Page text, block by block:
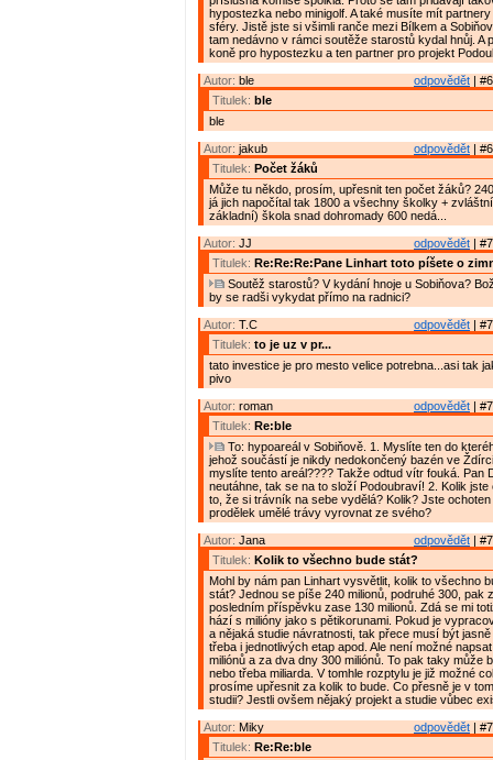
hypostezka nebo minigolf. A také musíte mít
sféry. Jistě jste si všimli ranče mezi Bílkem a
tam nedávno v rámci soutěže starostů kydal hnůj. A
koně pro hypostezku a ten partner pro projekt
odpovědět |
Autor: ble
Titulek: ble
ble
odpovědět |
Autor: jakub
Titulek: Počet žáků
Může tu někdo, prosím, upřesnit ten počet žáků?
já jich napočítal tak 1800 a všechny školky +
základní) škola snad dohromady 600 nedá...
odpovědět |
Autor: JJ
Titulek: Re:Re:Re:Pane Linhart toto píšete o
Soutěž starostů? V kydání hnoje u Sobiňova?
by se radši vykydat přímo na radnici?
odpovědět |
Autor: T.C
Titulek: to je uz v pr...
tato investice je pro mesto velice potrebna...asi tak
pivo
odpovědět |
Autor: roman
Titulek: Re:ble
To: hypoareál v Sobiňově. 1. Myslíte ten do
jehož součástí je nikdy nedokončený bazén ve
myslíte tento areál???? Takže odtud vítr fouká. Pan
neutáhne, tak se na to složí Podoubraví! 2. Kolik jste
to, že si trávník na sebe vydělá? Kolik? Jste
prodělek umělé trávy vyrovnat ze svého?
odpovědět |
Autor: Jana
Titulek: Kolik to všechno bude stát?
Mohl by nám pan Linhart vysvětlit, kolik to všechno
stát? Jednou se píše 240 milionů, podruhé 300, pak
posledním příspěvku zase 130 milionů. Zdá se mi
hází s milióny jako s pětikorunami. Pokud je
a nějaká studie návratnosti, tak přece musí být
třeba i jednotlivých etap apod. Ale není možné
miliónů a za dva dny 300 miliónů. To pak taky může
nebo třeba miliarda. V tomhle rozptylu je již možné
prosíme upřesnit za kolik to bude. Co přesně je v
studii? Jestli ovšem nějaký projekt a studie vůbec
odpovědět |
Autor: Miky
Titulek: Re:Re:ble